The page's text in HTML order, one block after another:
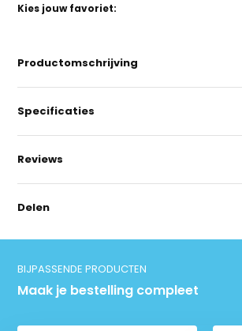
Kies jouw favoriet:
Productomschrijving
Specificaties
Reviews
Delen
BIJPASSENDE PRODUCTEN
Maak je bestelling compleet